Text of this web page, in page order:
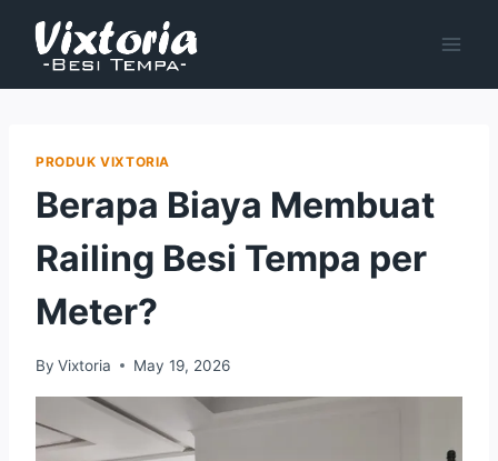
content
PRODUK VIXTORIA
Berapa Biaya Membuat
Railing Besi Tempa per
Meter?
By Vixtoria May 19, 2026